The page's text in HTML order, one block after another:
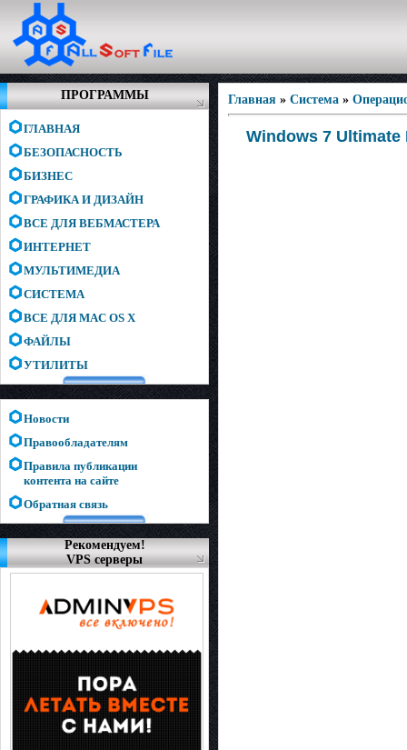
ПРОГРАММЫ
ГЛАВНАЯ
БЕЗОПАСНОСТЬ
БИЗНЕС
ГРАФИКА И ДИЗАЙН
ВСЕ ДЛЯ ВЕБМАСТЕРА
ИНТЕРНЕТ
МУЛЬТИМЕДИА
СИСТЕМА
ВСЕ ДЛЯ MAC OS X
ФАЙЛЫ
УТИЛИТЫ
Новости
Правообладателям
Правила публикации
контента на сайте
Обратная связь
Рекомендуем!
VPS серверы
Главная » Система »
Windows 7 Ultimate